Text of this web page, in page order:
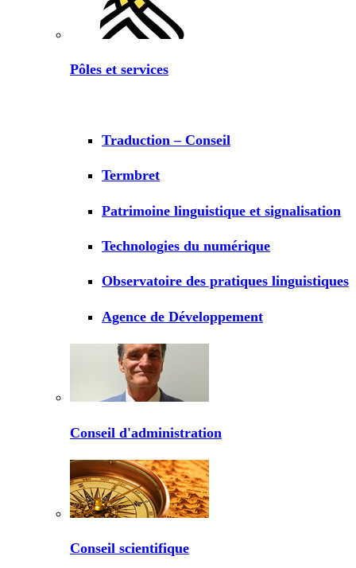
Pôles et services
Traduction – Conseil
Termbret
Patrimoine linguistique et signalisation
Technologies du numérique
Observatoire des pratiques linguistiques
Agence de Développement
Conseil d'administration
Conseil scientifique